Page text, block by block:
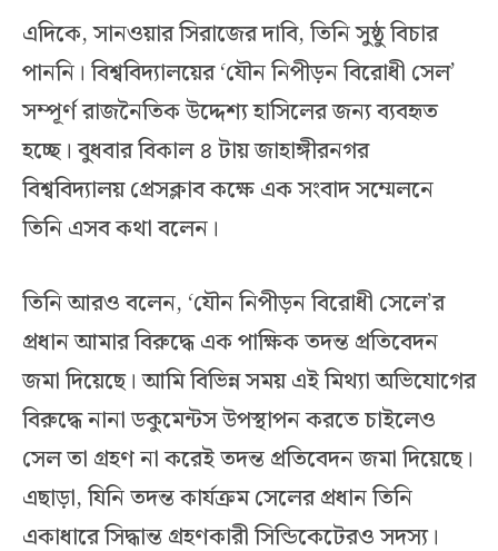
এদিকে, সানওয়ার সিরাজের দাবি, তিনি সুষ্ঠু বিচার
পাননি। বিশ্ববিদ্যালয়ের ‘যৌন নিপীড়ন বিরোধী সেল’
সম্পূর্ণ রাজনৈতিক উদ্দেশ্য হাসিলের জন্য ব্যবহৃত
হচ্ছে। বুধবার বিকাল ৪ টায় জাহাঙ্গীরনগর
বিশ্ববিদ্যালয় প্রেসক্লাব কক্ষে এক সংবাদ সম্মেলনে
তিনি এসব কথা বলেন।
তিনি আরও বলেন, ‘যৌন নিপীড়ন বিরোধী সেলে’র
প্রধান আমার বিরুদ্ধে এক পাক্ষিক তদন্ত প্রতিবেদন
জমা দিয়েছে। আমি বিভিন্ন সময় এই মিথ্যা অভিযোগের
বিরুদ্ধে নানা ডকুমেন্টস উপস্থাপন করতে চাইলেও
সেল তা গ্রহণ না করেই তদন্ত প্রতিবেদন জমা দিয়েছে।
এছাড়া, যিনি তদন্ত কার্যক্রম সেলের প্রধান তিনি
একাধারে সিদ্ধান্ত গ্রহণকারী সিন্ডিকেটেরও সদস্য।